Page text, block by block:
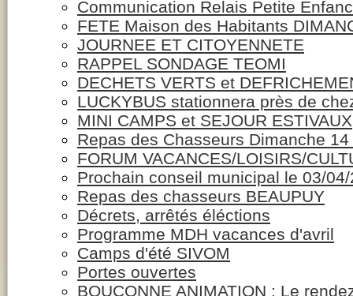
Communication Relais Petite
FETE Maison des Habitants
JOURNEE ET CITOYENNETE
RAPPEL SONDAGE TEOMI
DECHETS VERTS et
LUCKYBUS stationnera près de
MINI CAMPS et SEJOUR ESTIVAUX
Repas des Chasseurs Dimanche
FORUM VACANCES/LOISIRS/
Prochain conseil municipal le 03/
Repas des chasseurs BEAUPUY
Décrets, arrêtés éléctions
Programme MDH vacances d'avril
Camps d'été SIVOM
Portes ouvertes
BOUCONNE ANIMATION : Le